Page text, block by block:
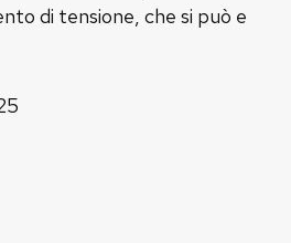
di tensione, che si può e